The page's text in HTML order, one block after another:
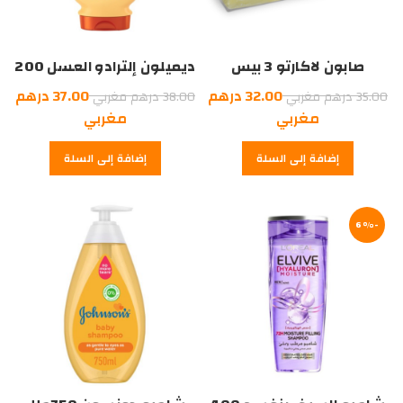
صابون لاكارتو 3 بيس
35.00درهم مغربيالسعر
الأصلي
هو:
35.00
32.00درهم
مغربي
الحالي
هو:
مغربي.
إضافة إلى السلة
ديميلون إلترادو العسل 200
ملل 38.00درهم مغربيالسعر
الأصلي
هو:
38.00
37.00درهم
مغربي
الحالي
هو:
إضافة إلى السلة
-6%